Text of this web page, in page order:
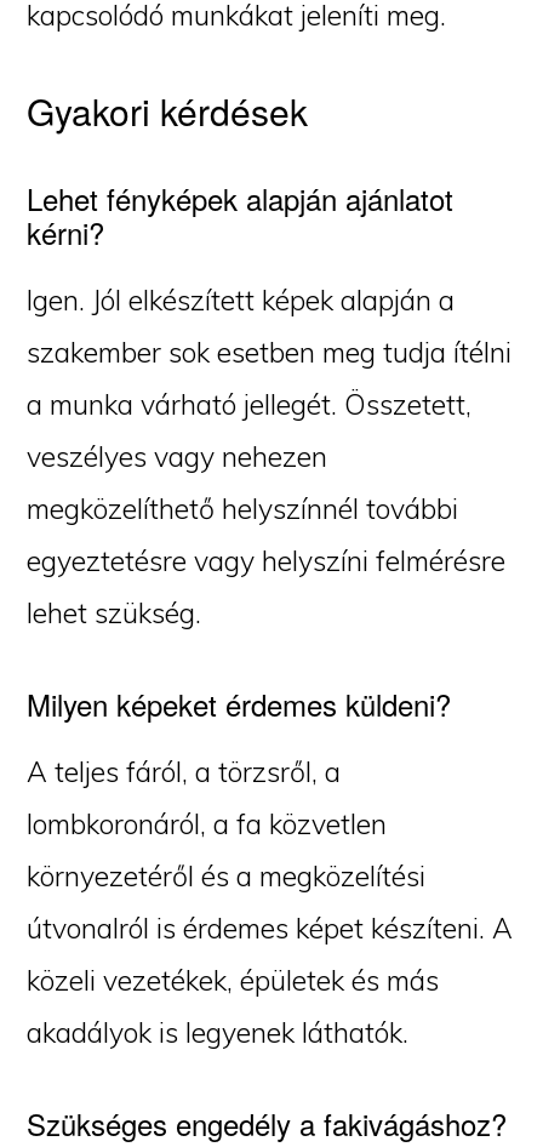
kapcsolódó munkákat jeleníti meg.
Gyakori kérdések
Lehet fényképek alapján ajánlatot
kérni?
Igen. Jól elkészített képek alapján a
szakember sok esetben meg tudja ítélni
a munka várható jellegét. Összetett,
veszélyes vagy nehezen
megközelíthető helyszínnél további
egyeztetésre vagy helyszíni felmérésre
lehet szükség.
Milyen képeket érdemes küldeni?
A teljes fáról, a törzsről, a
lombkoronáról, a fa közvetlen
környezetéről és a megközelítési
útvonalról is érdemes képet készíteni. A
közeli vezetékek, épületek és más
akadályok is legyenek láthatók.
Szükséges engedély a fakivágáshoz?